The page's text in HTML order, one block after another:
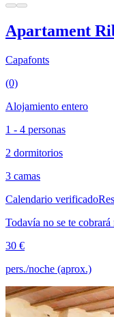
Apartament
Capafonts
(0)
Alojamiento entero
1 - 4 personas
2 dormitorios
3 camas
Calendario verificado
Todavía no se te cobrará
30 €
pers./noche (aprox.)